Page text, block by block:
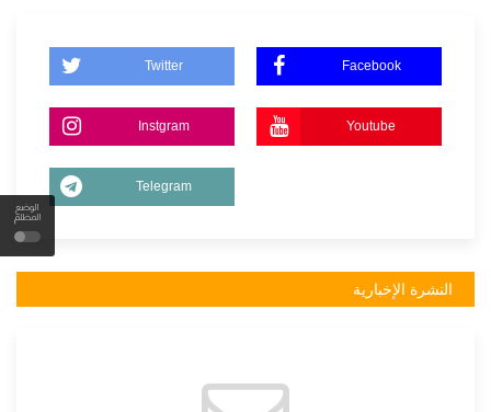
الوضع
المظلم
Twitter Facebook
Instgram Youtube
Telegram
النشرة الإخبارية